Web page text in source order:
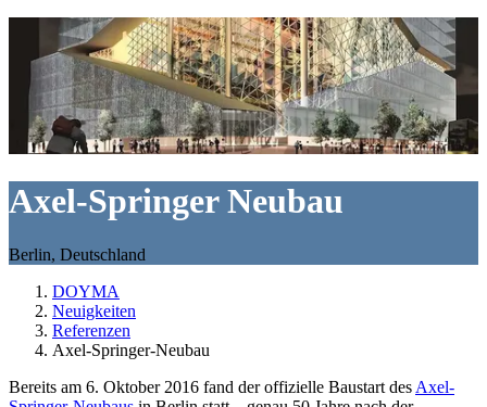
Axel-Springer Neubau
Berlin, Deutschland
DOYMA
Neuigkeiten
Referenzen
Axel-Springer-Neubau
Bereits am 6. Oktober 2016 fand der offizielle Baustart des Axel-